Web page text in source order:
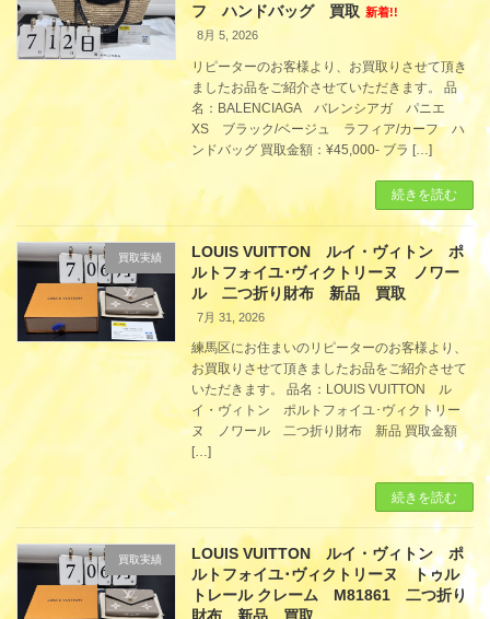
フ ハンドバッグ 買取 新着!!
8月 5, 2026
リピーターのお客様より、お買取りさせて頂き
ましたお品をご紹介させていただきます。 品
名：BALENCIAGA バレンシアガ パニエ
XS ブラック/ベージュ ラフィア/カーフ ハ
ンドバッグ 買取金額：¥45,000- ブラ […]
続きを読む
買取実績
LOUIS VUITTON ルイ・ヴィトン ポ
ルトフォイユ･ヴィクトリーヌ ノワー
ル 二つ折り財布 新品 買取
7月 31, 2026
練馬区にお住まいのリピーターのお客様より、
お買取りさせて頂きましたお品をご紹介させて
いただきます。 品名：LOUIS VUITTON ル
イ・ヴィトン ポルトフォイユ･ヴィクトリー
ヌ ノワール 二つ折り財布 新品 買取金額
[…]
続きを読む
買取実績
LOUIS VUITTON ルイ・ヴィトン ポ
ルトフォイユ･ヴィクトリーヌ トゥル
トレール クレーム M81861 二つ折り